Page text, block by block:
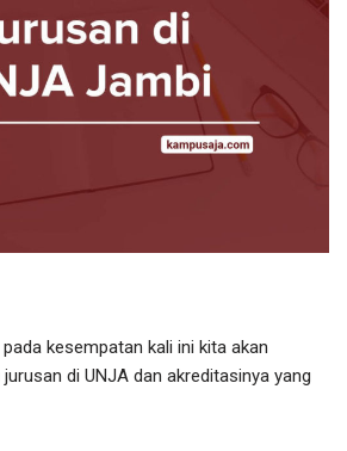
kesempatan kali ini kita akan
di UNJA dan akreditasinya yang